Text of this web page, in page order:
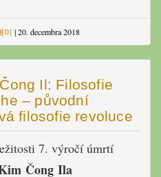
미 |20. decembra 2018
Il: Filosofie
– původní
filosofie revoluce
7. výročí úmrtí
Čong Ila